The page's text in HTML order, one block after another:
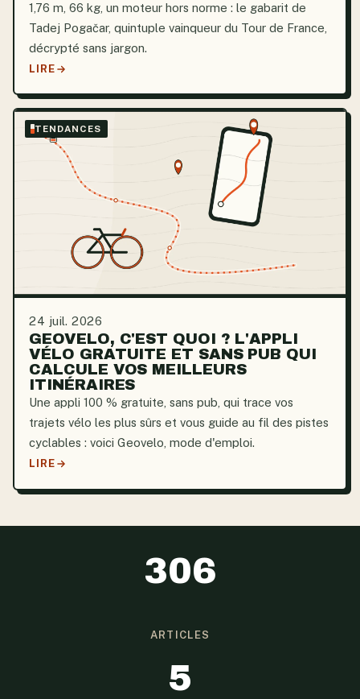
1,76 m, 66 kg, un moteur hors norme : le gabarit de
Tadej Pogačar, quintuple vainqueur du Tour de France,
décrypté sans jargon.
LIRE
TENDANCES
24 juil. 2026
GEOVELO, C'EST QUOI ? L'APPLI
VÉLO GRATUITE ET SANS PUB QUI
CALCULE VOS MEILLEURS
ITINÉRAIRES
Une appli 100 % gratuite, sans pub, qui trace vos
trajets vélo les plus sûrs et vous guide au fil des pistes
cyclables : voici Geovelo, mode d'emploi.
LIRE
306
ARTICLES
5